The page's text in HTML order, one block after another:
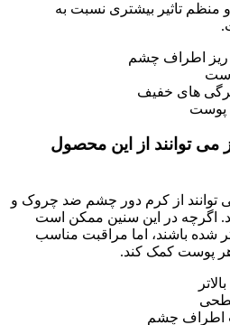
منظم تاثیر بیشتری نسبت به
اطراف چشم
های خفیف
پوست
40 سال نیز می توانند از این محصول
40 سال نیز می توانند از کرم دور چشم ضد چروک و
اگرچه در این سنین ممکن است
شده باشند، اما مراقبت مناسب
پوست کمک کند.
اطراف چشم